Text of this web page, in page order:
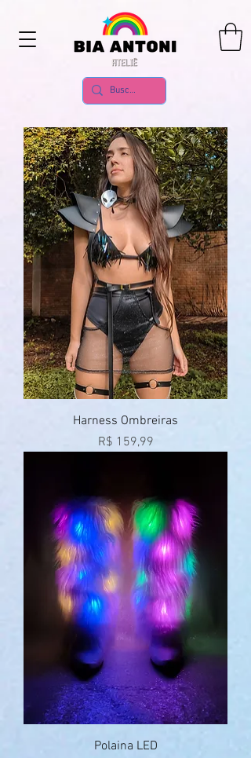
Harness Ombreiras
Preço
R$ 159,99
Polaina LED